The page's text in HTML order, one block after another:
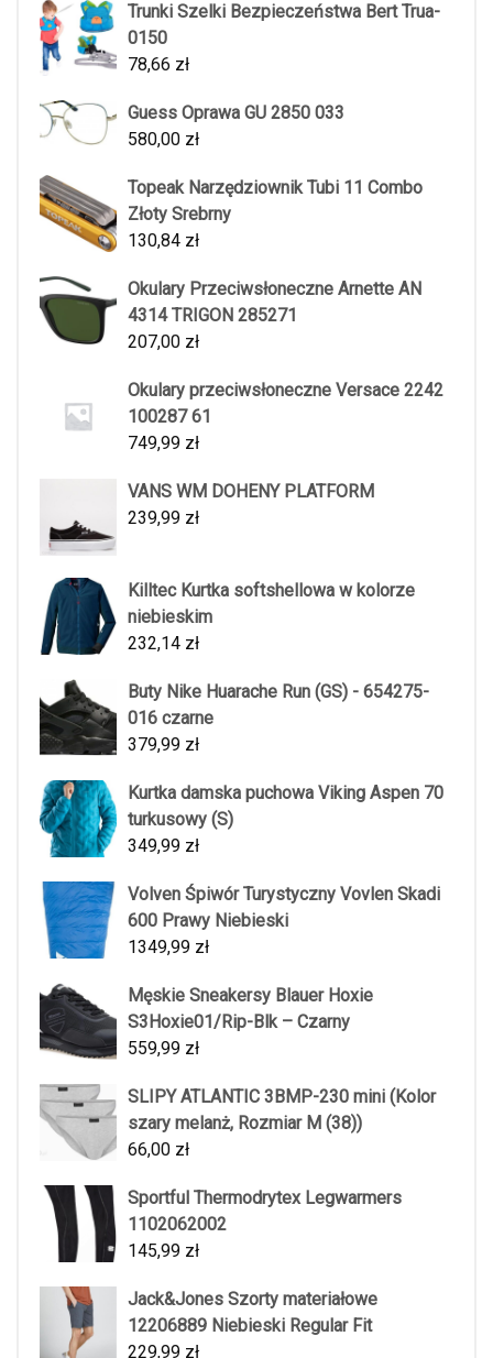
Trunki Szelki Bezpieczeństwa Bert Trua-
0150
78,66 zł
Guess Oprawa GU 2850 033
580,00 zł
Topeak Narzędziownik Tubi 11 Combo
Złoty Srebrny
130,84 zł
Okulary Przeciwsłoneczne Arnette AN
4314 TRIGON 285271
207,00 zł
Okulary przeciwsłoneczne Versace 2242
100287 61
749,99 zł
VANS WM DOHENY PLATFORM
239,99 zł
Killtec Kurtka softshellowa w kolorze
niebieskim
232,14 zł
Buty Nike Huarache Run (GS) - 654275-
016 czarne
379,99 zł
Kurtka damska puchowa Viking Aspen 70
turkusowy (S)
349,99 zł
Volven Śpiwór Turystyczny Vovlen Skadi
600 Prawy Niebieski
1349,99 zł
Męskie Sneakersy Blauer Hoxie
S3Hoxie01/Rip-Blk – Czarny
559,99 zł
SLIPY ATLANTIC 3BMP-230 mini (Kolor
szary melanż, Rozmiar M (38))
66,00 zł
Sportful Thermodrytex Legwarmers
1102062002
145,99 zł
Jack&Jones Szorty materiałowe
12206889 Niebieski Regular Fit
229,99 zł